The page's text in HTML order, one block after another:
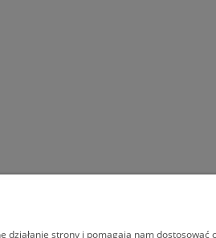
strony i pomagają nam